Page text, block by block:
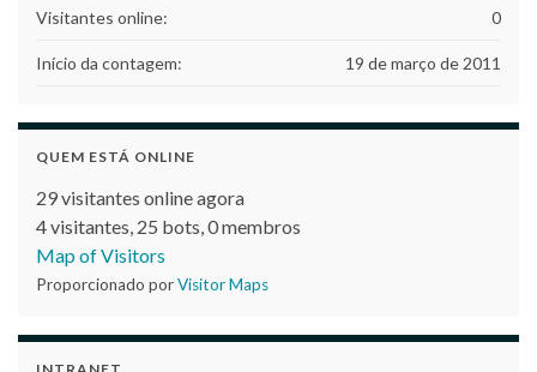
0
Visitantes online:
19 de março de 2011
Início da contagem:
QUEM ESTÁ ONLINE
29 visitantes online agora
4 visitantes, 25 bots, 0 membros
Map of Visitors
Proporcionado porVisitor Maps